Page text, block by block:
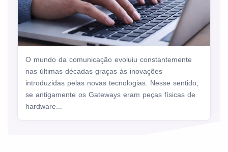
O mundo da comunicação evoluiu constantemente
nas últimas décadas graças às inovações
introduzidas pelas novas tecnologias. Nesse sentido,
se antigamente os Gateways eram peças físicas de
hardware...